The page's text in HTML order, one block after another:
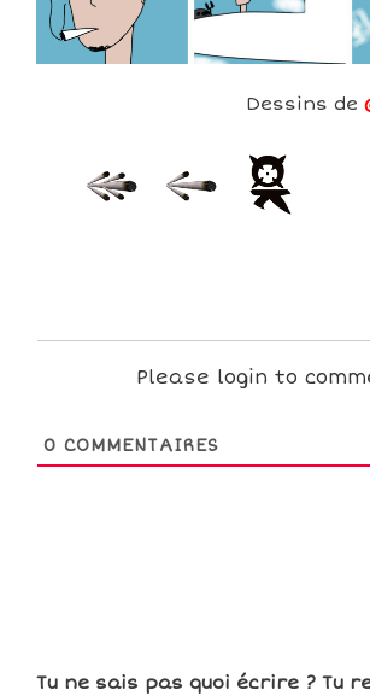
Dessins de
Please login to
0 COMMENTAIRES
Tu ne sais pas quoi écrire ? Tu